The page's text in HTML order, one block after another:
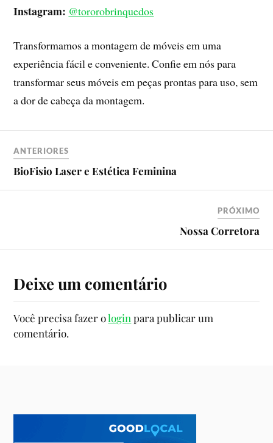
Instagram: @tororobrinquedos
Transformamos a montagem de móveis em uma
experiência fácil e conveniente. Confie em nós para
transformar seus móveis em peças prontas para uso, sem
a dor de cabeça da montagem.
ANTERIORES
BioFisio Laser e Estética Feminina
PRÓXIMO
Nossa Corretora
Deixe um comentário
Você precisa fazer ologin para publicar um
comentário.